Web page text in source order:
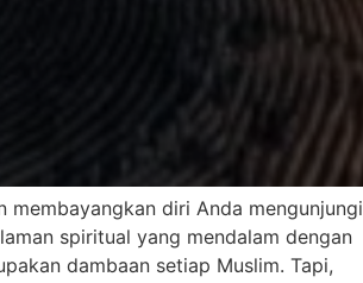
diri Anda mengunjungi
spiritual yang mendalam dengan
dambaan setiap Muslim. Tapi,